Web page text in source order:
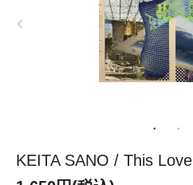
KEITA SANO / This Love